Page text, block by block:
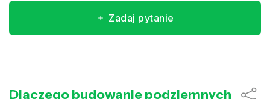
Zadaj pytanie
Dlaczego budowanie podziemnych